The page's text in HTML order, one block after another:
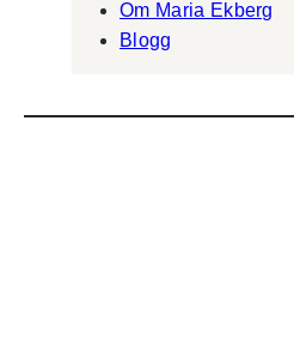
Om Maria Ekberg
Blogg